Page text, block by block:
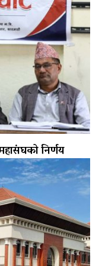
निर्णय